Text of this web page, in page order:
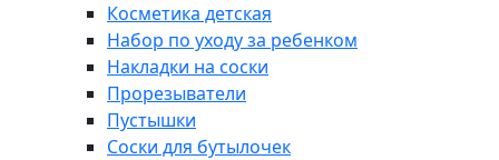
Косметика детская
Набор по уходу за ребенком
Накладки на соски
Прорезыватели
Пустышки
Соски для бутылочек